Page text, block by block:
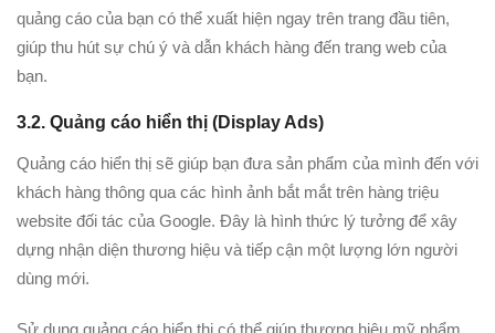
quảng cáo của bạn có thể xuất hiện ngay trên trang đầu tiên,
giúp thu hút sự chú ý và dẫn khách hàng đến trang web của
bạn.
3.2. Quảng cáo hiển thị (Display Ads)
Quảng cáo hiển thị sẽ giúp bạn đưa sản phẩm của mình đến với
khách hàng thông qua các hình ảnh bắt mắt trên hàng triệu
website đối tác của Google. Đây là hình thức lý tưởng để xây
dựng nhận diện thương hiệu và tiếp cận một lượng lớn người
dùng mới.
Sử dụng quảng cáo hiển thị có thể giúp thương hiệu mỹ phẩm